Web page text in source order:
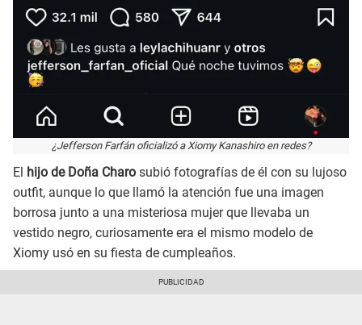
¿Jefferson Farfán oficializó a Xiomy Kanashiro en redes?
El hijo de Doña Charo subió fotografías de él con su lujoso
outfit, aunque lo que llamó la atención fue una imagen
borrosa junto a una misteriosa mujer que llevaba un
vestido negro, curiosamente era el mismo modelo de
Xiomy usó en su fiesta de cumpleaños.